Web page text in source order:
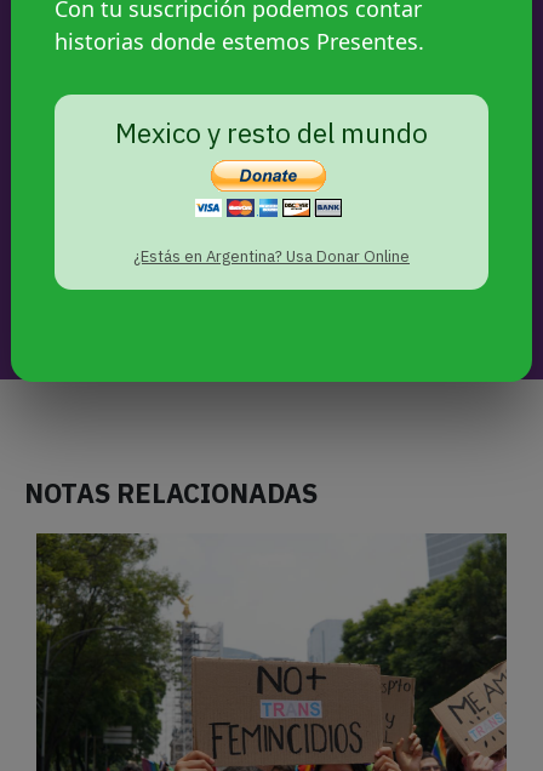
Con tu suscripción podemos contar
historias donde estemos Presentes.
Mexico y resto del mundo
¿Estás en Argentina? Usa Donar Online
luchas, estén presentes.
APOYANOS
NOTAS RELACIONADAS